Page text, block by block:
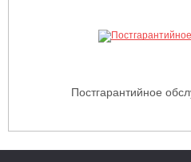
Постгарантийное